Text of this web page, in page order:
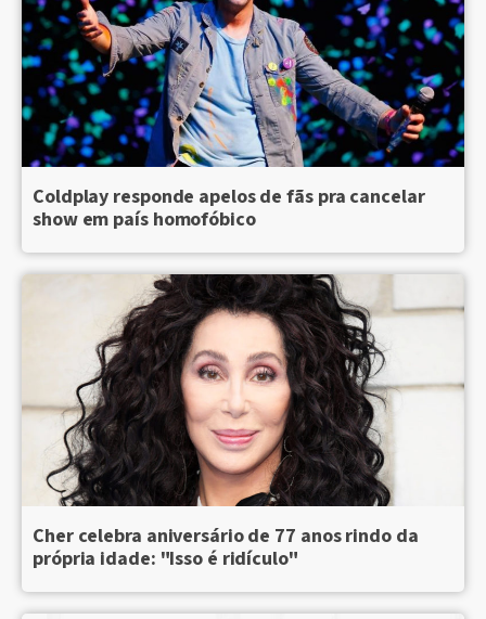
Coldplay responde apelos de fãs pra cancelar
show em país homofóbico
Cher celebra aniversário de 77 anos rindo da
própria idade: "Isso é ridículo"